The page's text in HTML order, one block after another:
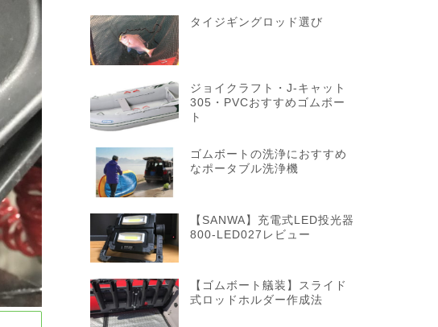
タイジギングロッド選び
ジョイクラフト・J-キャット
305・PVCおすすめゴムボー
ト
ゴムボートの洗浄におすすめ
なポータブル洗浄機
【SANWA】充電式LED投光器
800-LED027レビュー
【ゴムボート艤装】スライド
式ロッドホルダー作成法